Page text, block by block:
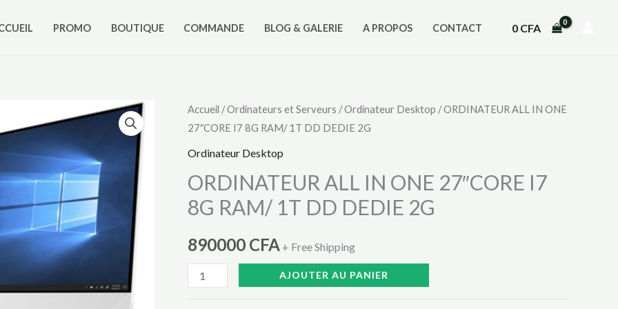
PROMO BOUTIQUE COMMANDE BLOG & GALERIE A PROPOS CONTACT 0 CFA
Accueil /Ordinateurs et Serveurs /Ordinateur Desktop / ORDINATEUR ALL IN ONE
27″CORE I7 8G RAM/ 1T DD DEDIE 2G
Ordinateur Desktop
ORDINATEUR ALL IN ONE 27″CORE I7
8G RAM/ 1T DD DEDIE 2G
890000 CFA + Free Shipping
quantité
de
ORDINATEUR
IN
ONE
I7
RAM/
AJOUTER AU PANIER